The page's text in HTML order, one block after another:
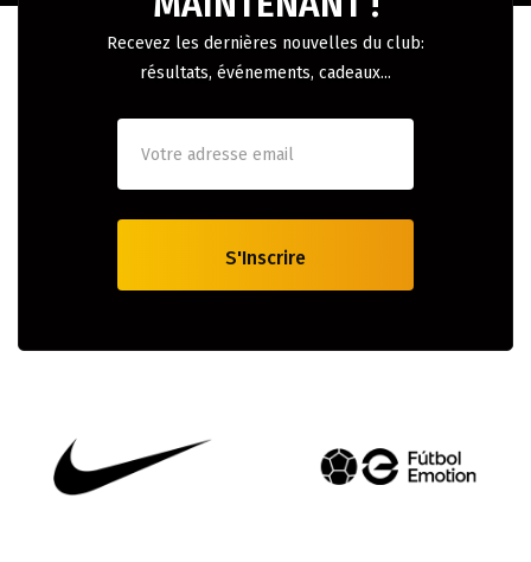
Recevez les dernières nouvelles du club:
résultats, événements, cadeaux...